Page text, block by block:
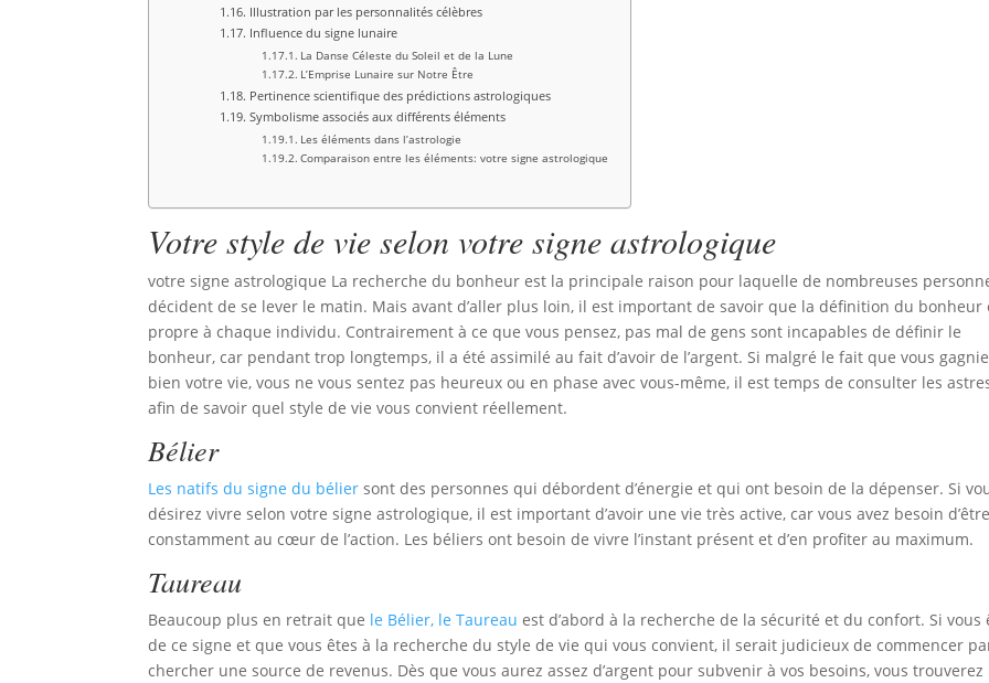
Illustration par les personnalités célèbres
Influence du signe lunaire
La Danse Céleste du Soleil et de la Lune
L’Emprise Lunaire sur Notre Être
Pertinence scientifique des prédictions astrologiques
Symbolisme associés aux différents éléments
Les éléments dans l’astrologie
Comparaison entre les éléments: votre signe astrologique
Votre style de vie selonvotre signe astrologique
votre signe astrologique La recherche du bonheur est la principale raison pour laquelle de nombreuses
décident de se lever le matin. Mais avant d’aller plus loin, il est important de savoir que la définition du bonheur
propre à chaque individu. Contrairement à ce que vous pensez, pas mal de gens sont incapables de définir le
bonheur, car pendant trop longtemps, il a été assimilé au fait d’avoir de l’argent. Si malgré le fait que vous
bien votre vie, vous ne vous sentez pas heureux ou en phase avec vous-même, il est temps de consulter les
afin de savoir quel style de vie vous convient réellement.
Bélier
Les natifs du signe du bélier sont des personnes qui débordent d’énergie et qui ont besoin de la dépenser. Si
désirez vivre selon votre signe astrologique, il est important d’avoir une vie très active, car vous avez besoin d’être
constamment au cœur de l’action. Les béliers ont besoin de vivre l’instant présent et d’en profiter au maximum.
Taureau
Beaucoup plus en retrait que le Bélier, le Taureau est d’abord à la recherche de la sécurité et du confort. Si vous
de ce signe et que vous êtes à la recherche du style de vie qui vous convient, il serait judicieux de commencer
chercher une source de revenus. Dès que vous aurez assez d’argent pour subvenir à vos besoins, vous trouverez